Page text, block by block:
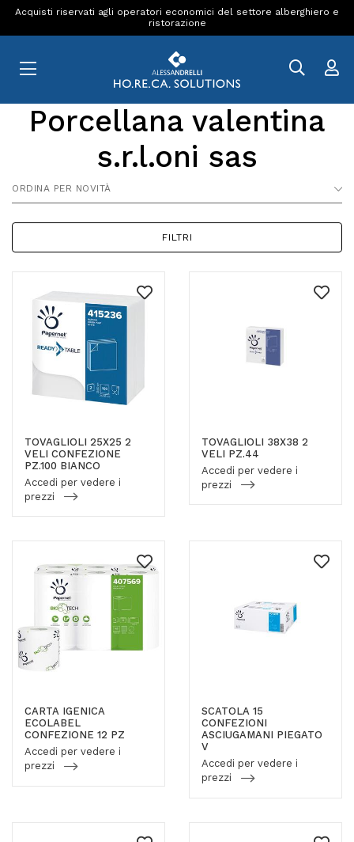
Acquisti riservati agli operatori economici del settore alberghiero e
ristorazione
Porcellana valentina
s.r.l.oni sas
ORDINA PER NOVITÀ
FILTRI
TOVAGLIOLI 25X25 2
VELI CONFEZIONE
PZ.100 BIANCO
Accedi per vedere i
prezzi
TOVAGLIOLI 38X38 2
VELI PZ.44
Accedi per vedere i
prezzi
CARTA IGENICA
ECOLABEL
CONFEZIONE 12 PZ
Accedi per vedere i
prezzi
SCATOLA 15
CONFEZIONI
ASCIUGAMANI PIEGATO
V
Accedi per vedere i
prezzi